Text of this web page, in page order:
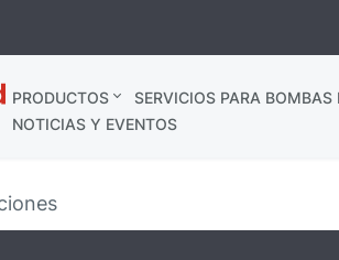
PRODUCTOS SERVICIOS PARA BOMBAS
NOTICIAS Y EVENTOS